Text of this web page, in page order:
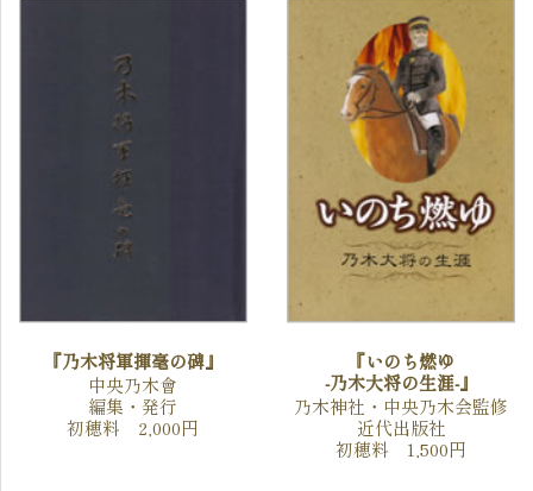
『乃木将軍揮毫の碑』
中央乃木會
編集・発行
初穂料 2,000円
『いのち燃ゆ
-乃木大将の生涯-』
乃木神社・中央乃木会監修
近代出版社
初穂料 1,500円